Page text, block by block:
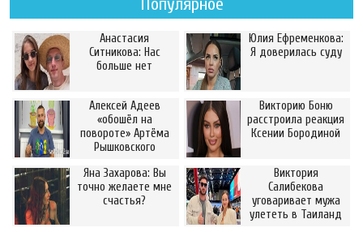
Анастасия
Ситникова: Нас
больше нет
Юлия Ефременкова:
Я доверилась суду
Алексей Адеев
«обошёл на
повороте» Артёма
Рышковского
Викторию Боню
расстроила реакция
Ксении Бородиной
Яна Захарова: Вы
точно желаете мне
счастья?
Виктория
Салибекова
уговаривает мужа
улететь в Таиланд